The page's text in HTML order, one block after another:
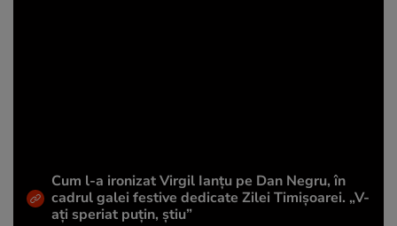
Cum l-a ironizat Virgil Ianțu pe Dan Negru, în
cadrul galei festive dedicate Zilei Timișoarei. „V-
ați speriat puțin, știu”